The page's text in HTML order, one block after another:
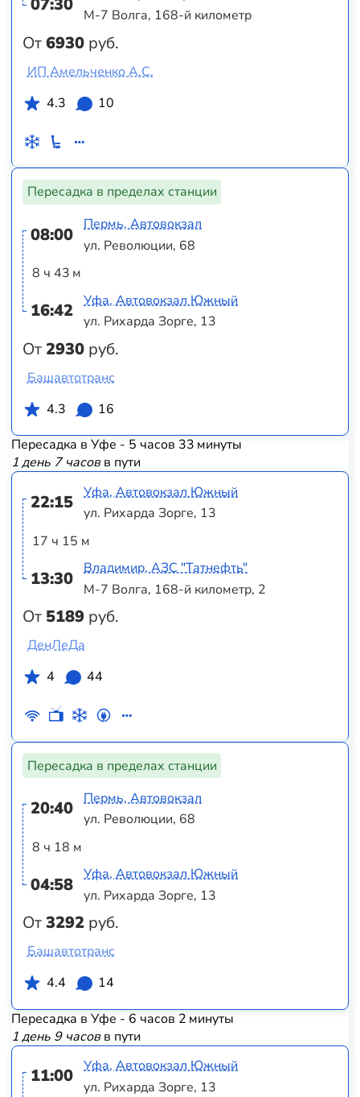
07:30
От6930 руб.
М-7 Волга, 168-й километр
ИП Амельченко А.С.
4.3
10
Пересадка в пределах станции
08:00
8 ч 43 м
16:42
От2930 руб.
Пермь, Автовокзал
ул. Революции, 68
Уфа, Автовокзал Южный
ул. Рихарда Зорге, 13
Башавтотранс
4.3
16
Пересадка в Уфе - 5 часов 33 минуты
1 день 7 часовв пути
22:15
17 ч 15 м
13:30
От 5189 руб.
Уфа, Автовокзал Южный
ул. Рихарда Зорге, 13
Владимир, АЗС "Татнефть"
М-7 Волга, 168-й километр, 2
ДенЛеДа
4
44
Пересадка в пределах станции
20:40
8 ч 18 м
04:58
От3292 руб.
Пермь, Автовокзал
ул. Революции, 68
Уфа, Автовокзал Южный
ул. Рихарда Зорге, 13
Башавтотранс
4.4
14
Пересадка в Уфе - 6 часов 2 минуты
1 день 9 часовв пути
11:00
Уфа, Автовокзал Южный
ул. Рихарда Зорге, 13